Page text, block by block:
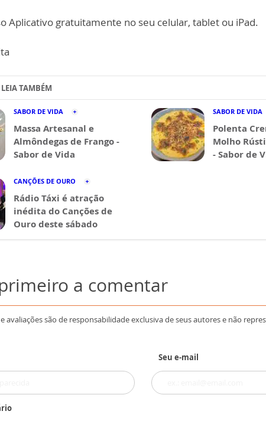
Aplicativo gratuitamente no seu celular, tablet ou iPad.
TAMBÉM
SABOR DE VIDA
Massa Artesanal e
Almôndegas de Frango -
Sabor de Vida
SABOR DE VIDA
Polenta
Molho
- Sabor de
CANÇÕES DE OURO
Rádio Táxi é atração
inédita do Canções de
Ouro deste sábado
a comentar
avaliações são de responsabilidade exclusiva de seus autores e não
Seu e-mail